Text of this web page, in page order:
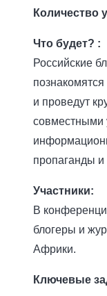
Количество
Что будет? :
Российские
и проведут
совместными
пропаганды
Участники:
В
блогеры и
Африки.
Ключевые